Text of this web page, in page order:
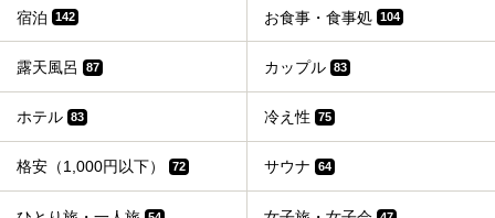
宿泊 142 お食事・食事処 104
露天風呂 87 カップル 83
ホテル 83 冷え性 75
格安（1,000円以下） 72 サウナ 64